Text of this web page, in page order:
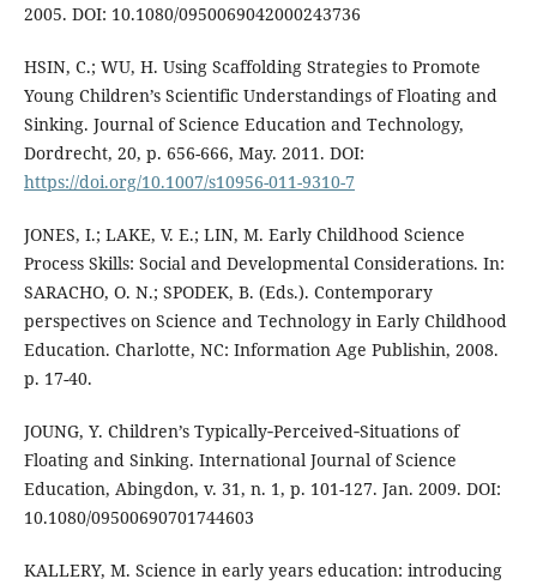
2005. DOI: 10.1080/0950069042000243736
HSIN, C.; WU, H. Using Scaffolding Strategies to Promote
Young Children’s Scientific Understandings of Floating and
Sinking. Journal of Science Education and Technology,
Dordrecht, 20, p. 656-666, May. 2011. DOI:
https://doi.org/10.1007/s10956-011-9310-7
JONES, I.; LAKE, V. E.; LIN, M. Early Childhood Science
Process Skills: Social and Developmental Considerations. In:
SARACHO, O. N.; SPODEK, B. (Eds.). Contemporary
perspectives on Science and Technology in Early Childhood
Education. Charlotte, NC: Information Age Publishin, 2008.
p. 17-40.
JOUNG, Y. Children’s Typically‐Perceived‐Situations of
Floating and Sinking. International Journal of Science
Education, Abingdon, v. 31, n. 1, p. 101-127. Jan. 2009. DOI:
10.1080/09500690701744603
KALLERY, M. Science in early years education: introducing